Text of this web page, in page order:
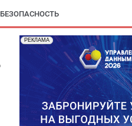
БЕЗОПАСНОСТЬ
РЕКЛАМА